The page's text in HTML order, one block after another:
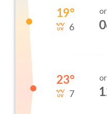
19°
6
23°
7